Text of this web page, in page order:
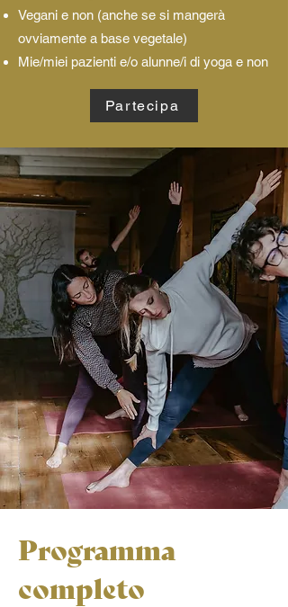
Vegani e non (anche se si mangerà
ovviamente a base vegetale)
Mie/miei pazienti e/o alunne/i di yoga e non
Partecipa
Programma
completo